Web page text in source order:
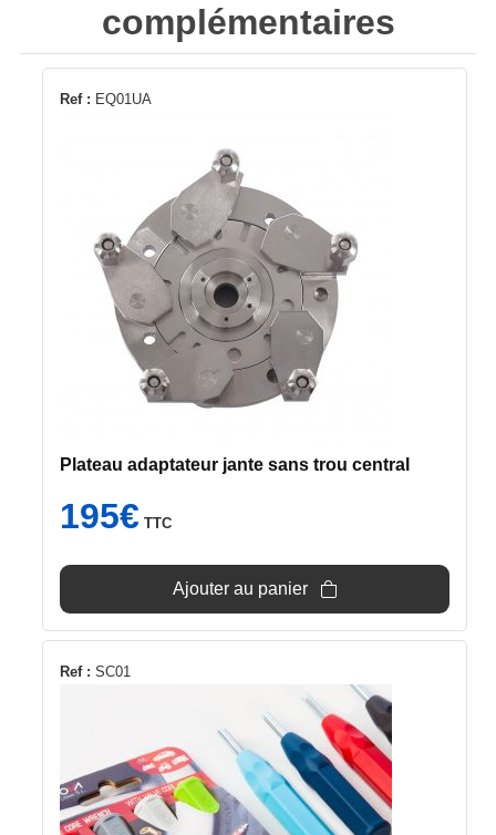
complémentaires
Ref : EQ01UA
Plateau adaptateur jante sans trou central
195€ TTC
Ajouter au panier
Ref : SC01